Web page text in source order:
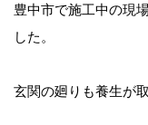
豊中市で施工中の現
した。
玄関の廻りも養生が